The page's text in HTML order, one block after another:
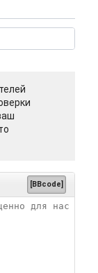
[BBcode]